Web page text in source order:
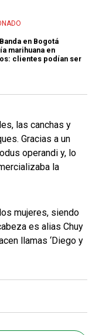
en Bogotá
marihuana en
clientes podían ser
las canchas y
Gracias a un
operandi y, lo
la
mujeres, siendo
es alias Chuy
llamas ‘Diego y